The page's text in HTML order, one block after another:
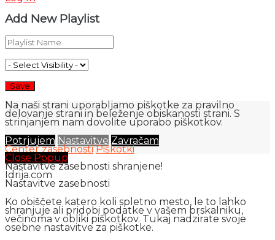
Add New Playlist
Na naši strani uporabljamo piškotke za pravilno
delovanje strani in beleženje obiskanosti strani. S
strinjanjem nam dovolite uporabo piškotkov.
Potrjujem Nastavitve Zavračam
Center zasebnosti Piškotki
Close Popup
Nastavitve zasebnosti shranjene!
Idrija.com
Nastavitve zasebnosti
Ko obiščete katero koli spletno mesto, le to lahko
shranjuje ali pridobi podatke v vašem brskalniku,
večinoma v obliki piškotkov. Tukaj nadzirate svoje
osebne nastavitve za piškotke.